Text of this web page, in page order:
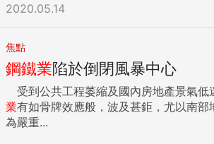
2020.05.14
焦點
鋼鐵業陷於倒閉風暴中心
受到公共工程萎縮及國內房地產景氣低
業有如骨牌效應般，波及甚鉅，尤以南部
為嚴重...